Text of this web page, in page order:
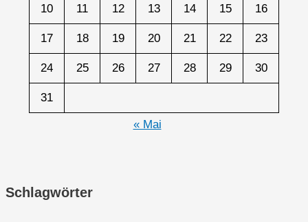
10 11 12 13 14 15 16
17 18 19 20 21 22 23
24 25 26 27 28 29 30
31
« Mai
Schlagwörter